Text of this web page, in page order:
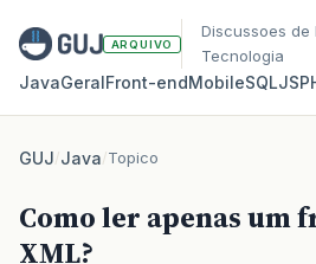
ARQUIVO
Discussoes de
Tecnologia
JavaGeralFront‑endMobileSQLJS
GUJ/Java/Topico
Como ler apenas um
XML?